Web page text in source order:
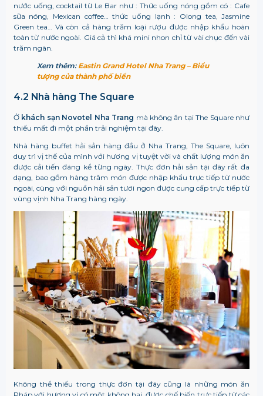
nước uống, cocktail từ Le Bar như : Thức uống nóng gồm có : Cafe
sữa nóng, Mexican coffee… thức uống lạnh : Olong tea, Jasmine
Green tea… Và còn cả hàng trăm loại rượu được nhập khẩu hoàn
toàn từ nước ngoài. Giá cả thì khá mini nhon chỉ từ vài chục đến vài
trăm ngàn.
Xem thêm:Eastin Grand Hotel Nha Trang – Biểu
tượng của thành phố biển
4.2 Nhà hàng The Square
Ở khách sạn Novotel Nha Trang mà không ăn tại The Square như
thiếu mất đi một phần trải nghiệm tại đây.
Nhà hàng buffet hải sản hàng đầu ở Nha Trang, The Square, luôn
duy trì vị thế của mình với hương vị tuyệt vời và chất lượng món ăn
được cải tiến đáng kể từng ngày. Thực đơn hải sản tại đây rất đa
dạng, bao gồm hàng trăm món được nhập khẩu trực tiếp từ nước
ngoài, cùng với nguồn hải sản tươi ngon được cung cấp trực tiếp từ
vùng vịnh Nha Trang hàng ngày.
Không thể thiếu trong thực đơn tại đây cũng là những món ăn